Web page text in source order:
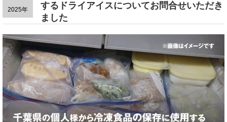
2025年
するドライアイスについてお問合せいただき
ました